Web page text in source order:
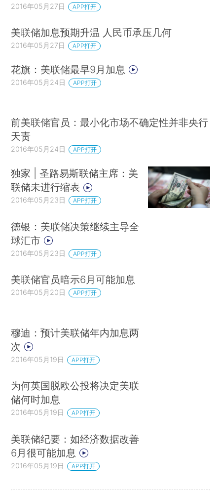
2016年05月27日 APP打开
美联储加息预期升温 人民币承压几何
2016年05月27日 APP打开
花旗：美联储最早9月加息
2016年05月24日 APP打开
前美联储官员：最小化市场不确定性并非央行
天责
2016年05月24日 APP打开
独家 | 圣路易斯联储主席：美
联储未进行缩表
2016年05月23日 APP打开
德银：美联储决策继续主导全
球汇市
2016年05月23日 APP打开
美联储官员暗示6月可能加息
2016年05月20日 APP打开
穆迪：预计美联储年内加息两
次
2016年05月19日 APP打开
为何英国脱欧公投将决定美联
储何时加息
2016年05月19日 APP打开
美联储纪要：如经济数据改善
6月很可能加息
2016年05月19日 APP打开